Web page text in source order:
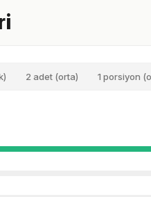
2 adet (orta) 1 porsiyon